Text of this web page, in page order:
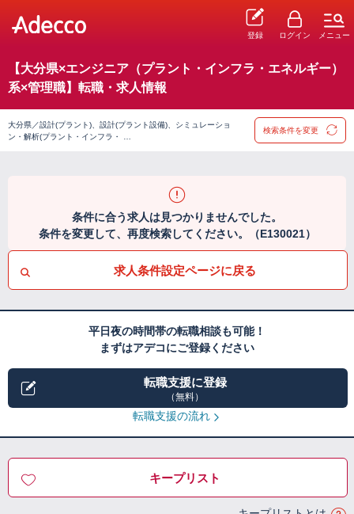
登録 ログイン メニュー
【大分県×エンジニア（プラント・インフラ・エネルギー）
系×管理職】転職・求人情報
大分県／設計(プラント)、設計(プラント設備)、シミュレーショ
ン・解析(プラント・インフラ・ …
検索条件を変更
条件に合う求人は見つかりませんでした。
条件を変更して、再度検索してください。（E130021）
求人条件設定ページに戻る
平日夜の時間帯の転職相談も可能！
まずはアデコにご登録ください
転職支援に登録
（無料）
転職支援の流れ
キープリスト